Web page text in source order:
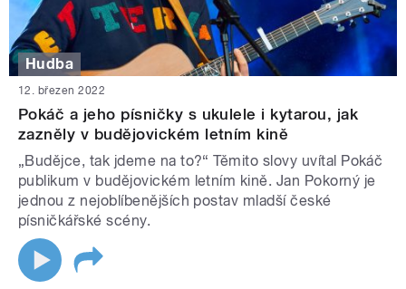
Hudba
12. březen 2022
Pokáč a jeho písničky s ukulele i kytarou, jak
zazněly v budějovickém letním kině
„Budějce, tak jdeme na to?“ Těmito slovy uvítal Pokáč
publikum v budějovickém letním kině. Jan Pokorný je
jednou z nejoblíbenějších postav mladší české
písničkářské scény.